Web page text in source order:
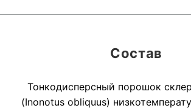
Состав
Тонкодисперсный порошок
(Inonotus obliquus)